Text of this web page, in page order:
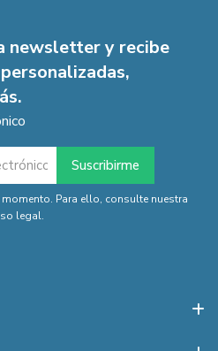
newsletter y recibe
Para ello, consulte nuestra
legal.